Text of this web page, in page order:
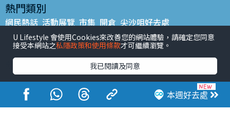
本週好去處
熱門類別
網民熱話 活動展覽 市集 開倉 尖沙咀好去處
銅鑼灣好去處 元朗好去處 荃灣好去處 旺角好去處 社會
餐廳情報 戶外郊遊
熱門標籤
#UGO搵好去處 #人氣活動推介 #美食社群熱話
#親子玩樂好去處
#ULifestyle應用程式
#限時搶
#UJetso禮物放送
#ULifestyle商戶中心 #著數 #網絡熱話
U Lifestyle 會使用Cookies來改善您的網站體驗，請確定您同意
接受本網站之私隱政策和使用條款才可繼續瀏覽。
我已閱讀及同意